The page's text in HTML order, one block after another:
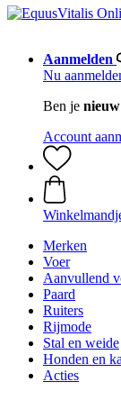
Aanmelden
Nu
Ben je
Account
Merken
Voer
Aanvullend
Paard
Ruiters
Rijmode
Stal en weide
Honden en
Acties